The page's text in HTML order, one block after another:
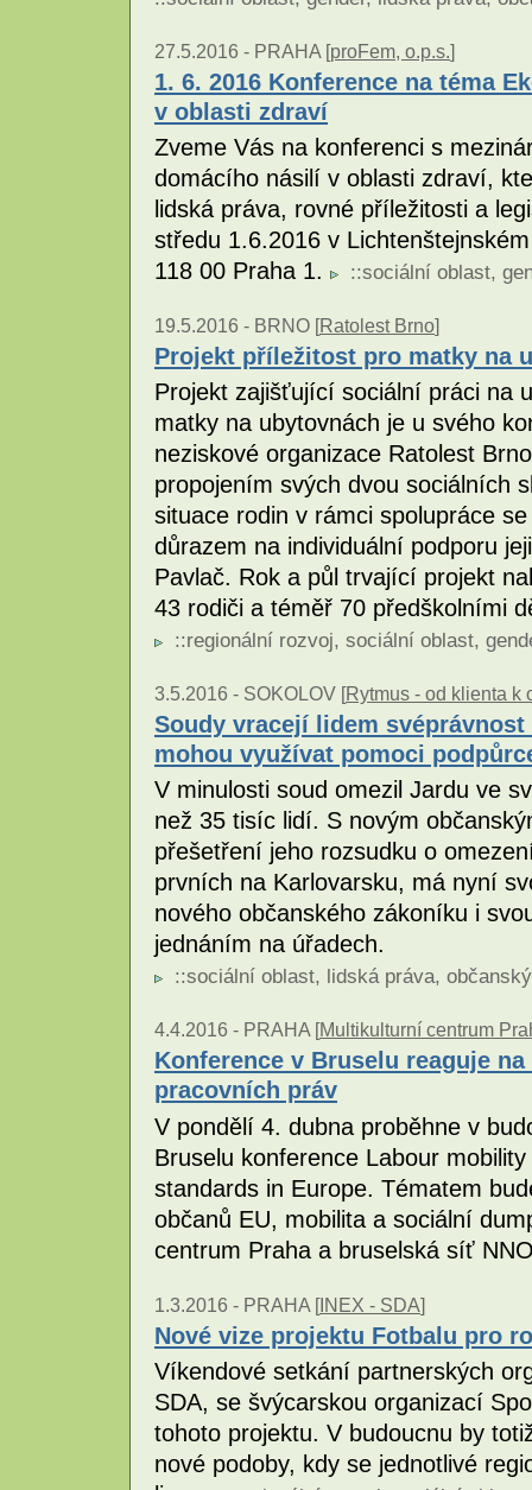
27.5.2016 - PRAHA [proFem, o.p.s.]
1. 6. 2016 Konference na téma
v oblasti zdraví
Zveme Vás na konferenci s
domácího násilí v oblasti zdraví,
lidská práva, rovné příležitosti a
středu 1.6.2016 v
118 00 Praha 1.
::sociální oblast,
19.5.2016 - BRNO [Ratolest Brno]
Projekt příležitost pro matky na
Projekt zajišťující sociální práci na
matky na ubytovnách je u svého
neziskové organizace Ratolest
propojením svých dvou sociálních
situace rodin v rámci spolupráce
důrazem na individuální podporu
Pavlač. Rok a půl trvající projekt
43 rodiči a téměř 70 předškolními
::regionální rozvoj, sociální oblast,
3.5.2016 - SOKOLOV [Rytmus - od klienta k
Soudy vracejí lidem
mohou využívat pomoci
V minulosti soud omezil Jardu ve
než 35 tisíc lidí. S novým
přešetření jeho rozsudku o
prvních na Karlovarsku, má nyní
nového občanského zákoníku i
jednáním na úřadech.
::sociální oblast, lidská práva,
4.4.2016 - PRAHA [Multikulturní centrum
Konference v Bruselu reaguje
pracovních práv
V pondělí 4. dubna proběhne v
Bruselu konference Labour
standards in Europe. Tématem
občanů EU, mobilita a sociální
centrum Praha a bruselská síť
1.3.2016 - PRAHA [INEX - SDA]
Nové vize projektu Fotbalu pro
Víkendové setkání partnerských
SDA, se švýcarskou organizací
tohoto projektu. V budoucnu by
nové podoby, kdy se jednotlivé